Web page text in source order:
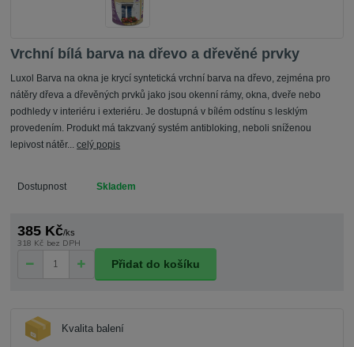
Vrchní bílá barva na dřevo a dřevěné prvky
Luxol Barva na okna je krycí syntetická vrchní barva na dřevo, zejména pro
nátěry dřeva a dřevěných prvků jako jsou okenní rámy, okna, dveře nebo
podhledy v interiéru i exteriéru. Je dostupná v bílém odstínu s lesklým
provedením. Produkt má takzvaný systém antibloking, neboli sníženou
lepivost nátěr...celý popis
Dostupnost Skladem
385 Kč/ks
318 Kč bez DPH
Přidat do košíku
Kvalita balení